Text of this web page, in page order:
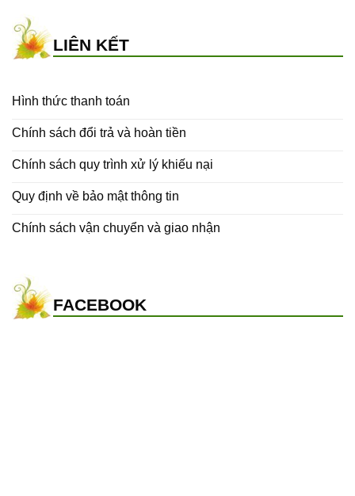
LIÊN KẾT
Hình thức thanh toán
Chính sách đổi trả và hoàn tiền
Chính sách quy trình xử lý khiếu nại
Quy định về bảo mật thông tin
Chính sách vận chuyển và giao nhận
FACEBOOK